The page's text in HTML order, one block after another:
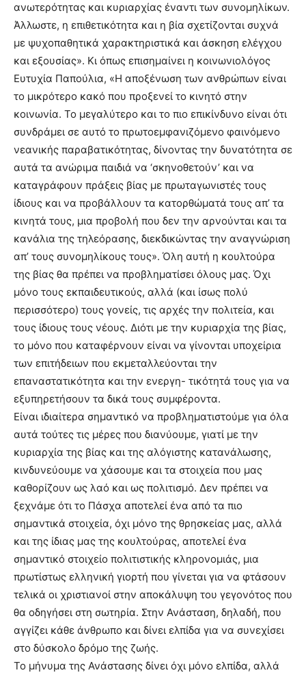
ανωτερότητας και κυριαρχίας έναντι των συνομηλίκων.
Άλλωστε, η επιθετικότητα και η βία σχετίζονται συχνά
με ψυχοπαθητικά χαρακτηριστικά και άσκηση ελέγχου
και εξουσίας». Κι όπως επισημαίνει η κοινωνιολόγος
Ευτυχία Παπούλια, «Η αποξένωση των ανθρώπων είναι
το μικρότερο κακό που προξενεί το κινητό στην
κοινωνία. Το μεγαλύτερο και το πιο επικίνδυνο είναι ότι
συνδράμει σε αυτό το πρωτοεμφανιζόμενο φαινόμενο
νεανικής παραβατικότητας, δίνοντας την δυνατότητα σε
αυτά τα ανώριμα παιδιά να ‘σκηνοθετούν’ και να
καταγράφουν πράξεις βίας με πρωταγωνιστές τους
ίδιους και να προβάλλουν τα κατορθώματά τους απ’ τα
κινητά τους, μια προβολή που δεν την αρνούνται και τα
κανάλια της τηλεόρασης, διεκδικώντας την αναγνώριση
απ’ τους συνομηλίκους τους». Όλη αυτή η κουλτούρα
της βίας θα πρέπει να προβληματίσει όλους μας. Όχι
μόνο τους εκπαιδευτικούς, αλλά (και ίσως πολύ
περισσότερο) τους γονείς, τις αρχές την πολιτεία, και
τους ίδιους τους νέους. Διότι με την κυριαρχία της βίας,
το μόνο που καταφέρνουν είναι να γίνονται υποχείρια
των επιτήδειων που εκμεταλλεύονται την
επαναστατικότητα και την ενεργη- τικότητά τους για να
εξυπηρετήσουν τα δικά τους συμφέροντα.
Είναι ιδιαίτερα σημαντικό να προβληματιστούμε για όλα
αυτά τούτες τις μέρες που διανύουμε, γιατί με την
κυριαρχία της βίας και της αλόγιστης κατανάλωσης,
κινδυνεύουμε να χάσουμε και τα στοιχεία που μας
καθορίζουν ως λαό και ως πολιτισμό. Δεν πρέπει να
ξεχνάμε ότι το Πάσχα αποτελεί ένα από τα πιο
σημαντικά στοιχεία, όχι μόνο της θρησκείας μας, αλλά
και της ίδιας μας της κουλτούρας, αποτελεί ένα
σημαντικό στοιχείο πολιτιστικής κληρονομιάς, μια
πρωτίστως ελληνική γιορτή που γίνεται για να φτάσουν
τελικά οι χριστιανοί στην αποκάλυψη του γεγονότος που
θα οδηγήσει στη σωτηρία. Στην Ανάσταση, δηλαδή, που
αγγίζει κάθε άνθρωπο και δίνει ελπίδα για να συνεχίσει
στο δύσκολο δρόμο της ζωής.
Το μήνυμα της Ανάστασης δίνει όχι μόνο ελπίδα, αλλά